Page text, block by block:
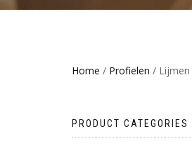
Home / Profielen / Lijmen
PRODUCT CATEGORIES